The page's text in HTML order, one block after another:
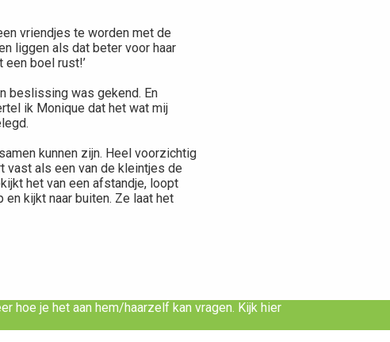
vriendjes te worden met de
liggen als dat beter voor haar
een boel rust!’
beslissing was gekend. En
ik Monique dat het wat mij
kunnen zijn. Heel voorzichtig
vast als een van de kleintjes de
het van een afstandje, loopt
kijkt naar buiten. Ze laat het
hoe je het aan hem/haarzelf kan vragen. Kijk hier